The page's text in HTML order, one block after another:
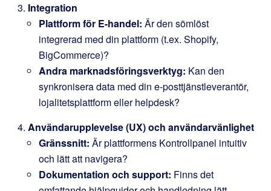
Integration
Plattform för E-handel: Är den sömlöst
integrerad med din plattform (t.ex. Shopify,
BigCommerce)?
Andra marknadsföringsverktyg: Kan den
synkronisera data med din e-posttjänstleverantör,
lojalitetsplattform eller helpdesk?
Användarupplevelse (UX) och användarvänlighet
Gränssnitt: Är plattformens Kontrollpanel intuitiv
och lätt att navigera?
Dokumentation och support: Finns det